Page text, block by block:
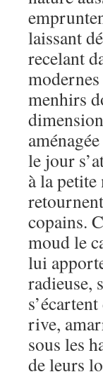
laissant
recelant
menhirs
le jour
à la
copains.
moud le
lui
radieuse,
rive,
sous les
de leurs